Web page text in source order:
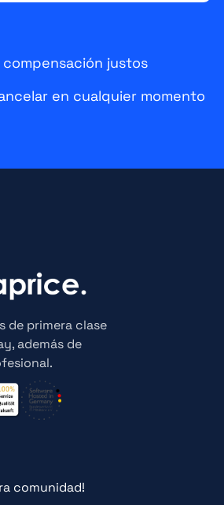
justos
en cualquier momento
de primera clase
además de
comunidad!